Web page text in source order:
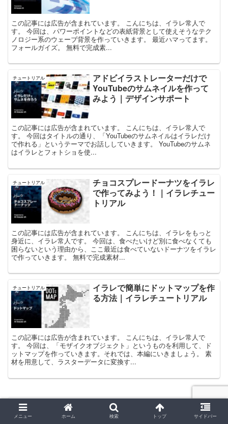
この記事には広告が含まれています。 こんにちは、イラレ常人で
す。 今回は、パワーポイントなどの表紙背景として使えそうなテク
ノロジー系のウェーブ背景を作っていきます。 最近ハマってます。
フォールガイズ。 無料で完成素...
チュートリアル
アドビイラストレーターだけで
YouTubeのサムネイルを作って
みよう｜デザインサポート
この記事には広告が含まれています。 こんにちは、イラレ常人で
す。 今回はタイトルの通り、「YouTubeのサムネイルはイラレだけ
で作れる」というテーマでお話ししていきます。 YouTubeのサムネ
はイラレとフォトショを使...
チュートリアル
チョコスプレードーナツをイラレ
で作ってみよう！｜イラレチュー
トリアル
この記事には広告が含まれています。 こんにちは、イラレをもっと
身近に、イラレ常人です。 今回は、食べたいけど別に食べなくても
困らないという理由から、ここ最近は食べていないドーナツをイラレ
で作っていきます。 無料で完成素材...
チュートリアル
イラレで簡単にドットマップを作
る方法｜イラレチュートリアル
この記事には広告が含まれています。 こんにちは、イラレ常人で
す。 今回は、「モザイクオブジェクト」というものを利用して、ド
ットマップを作っていきます。それでは、本編にいきましょう。 素
材を用意して、ラスターデータに変換す...
【ゆめかわ背景】かわいいキャラクター
やデザインの背景に最適！ゆめかわいい
メニュー ホーム 検索 トップ サイドバー